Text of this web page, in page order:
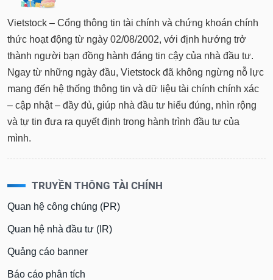
Vietstock – Cổng thông tin tài chính và chứng khoán chính
thức hoạt động từ ngày 02/08/2002, với định hướng trở
thành người bạn đồng hành đáng tin cậy của nhà đầu tư.
Ngay từ những ngày đầu, Vietstock đã không ngừng nỗ lực
mang đến hệ thống thông tin và dữ liệu tài chính chính xác
– cập nhật – đầy đủ, giúp nhà đầu tư hiểu đúng, nhìn rộng
và tự tin đưa ra quyết định trong hành trình đầu tư của
mình.
TRUYỀN THÔNG TÀI CHÍNH
Quan hệ công chúng (PR)
Quan hệ nhà đầu tư (IR)
Quảng cáo banner
Báo cáo phân tích